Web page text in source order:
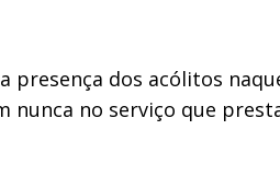
presença dos acólitos
nunca no serviço que